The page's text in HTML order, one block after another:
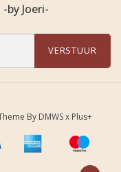
by Joeri-
VERSTUUR
By DMWSx Plus+